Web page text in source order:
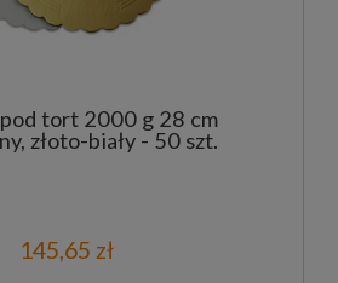
pod tort 2000 g 28 cm
złoto-biały - 50 szt.
145,65 zł